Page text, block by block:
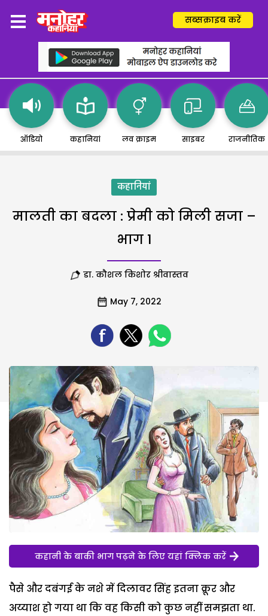
सब्सक्राइब करें
ऑडियो कहानियां लव क्राइम साइबर राजनीतिक
कहानियां
मालती का बदला : प्रेमी को मिली सजा –
भाग 1
डा. कौशल किशोर श्रीवास्तव
May 7, 2022
कहानी के बाकी भाग पढ़ने के लिए यहां क्लिक करें
पैसे और दबंगई के नशे में दिलावर सिंह इतना क्रूर और
अय्याश हो गया था कि वह किसी को कुछ नहीं समझता था.